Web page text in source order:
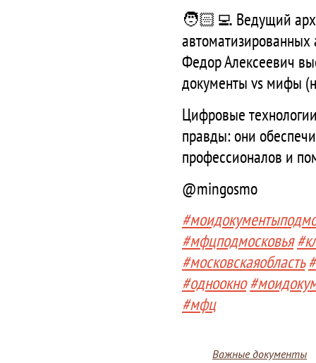
🧑🏻‍💻 Ведущий
Федор Алексеевич
документы vs мифы
Цифровые
правды: они
профессионалов и
@mingosmo
#мфцподмосковья
#московскаяобласть
#одноокно
#мфц
Важные документы